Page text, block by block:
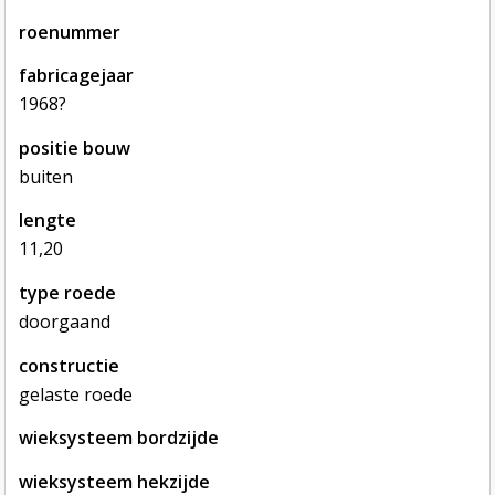
roenummer
fabricagejaar
1968?
positie bouw
buiten
lengte
11,20
type roede
doorgaand
constructie
gelaste roede
wieksysteem bordzijde
wieksysteem hekzijde